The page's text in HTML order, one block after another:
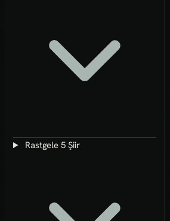
Rastgele 5 Şiir